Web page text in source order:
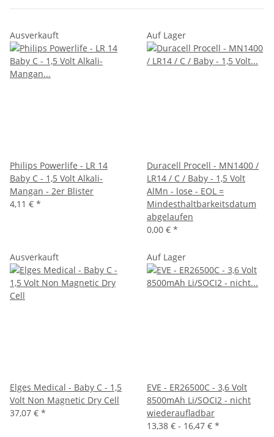
Ausverkauft
Philips Powerlife - LR 14
Baby C - 1,5 Volt Alkali-
Mangan - 2er Blister
4,11 € *
Auf Lager
Duracell Procell - MN1400 /
LR14 / C / Baby - 1,5 Volt
AlMn - lose - EOL =
Mindesthaltbarkeitsdatum
abgelaufen
0,00 € *
Ausverkauft
Elges Medical - Baby C - 1,5
Volt Non Magnetic Dry Cell
37,07 € *
Auf Lager
EVE - ER26500C - 3,6 Volt
8500mAh Li/SOCI2 - nicht
wiederaufladbar
13,38 € - 16,47 € *